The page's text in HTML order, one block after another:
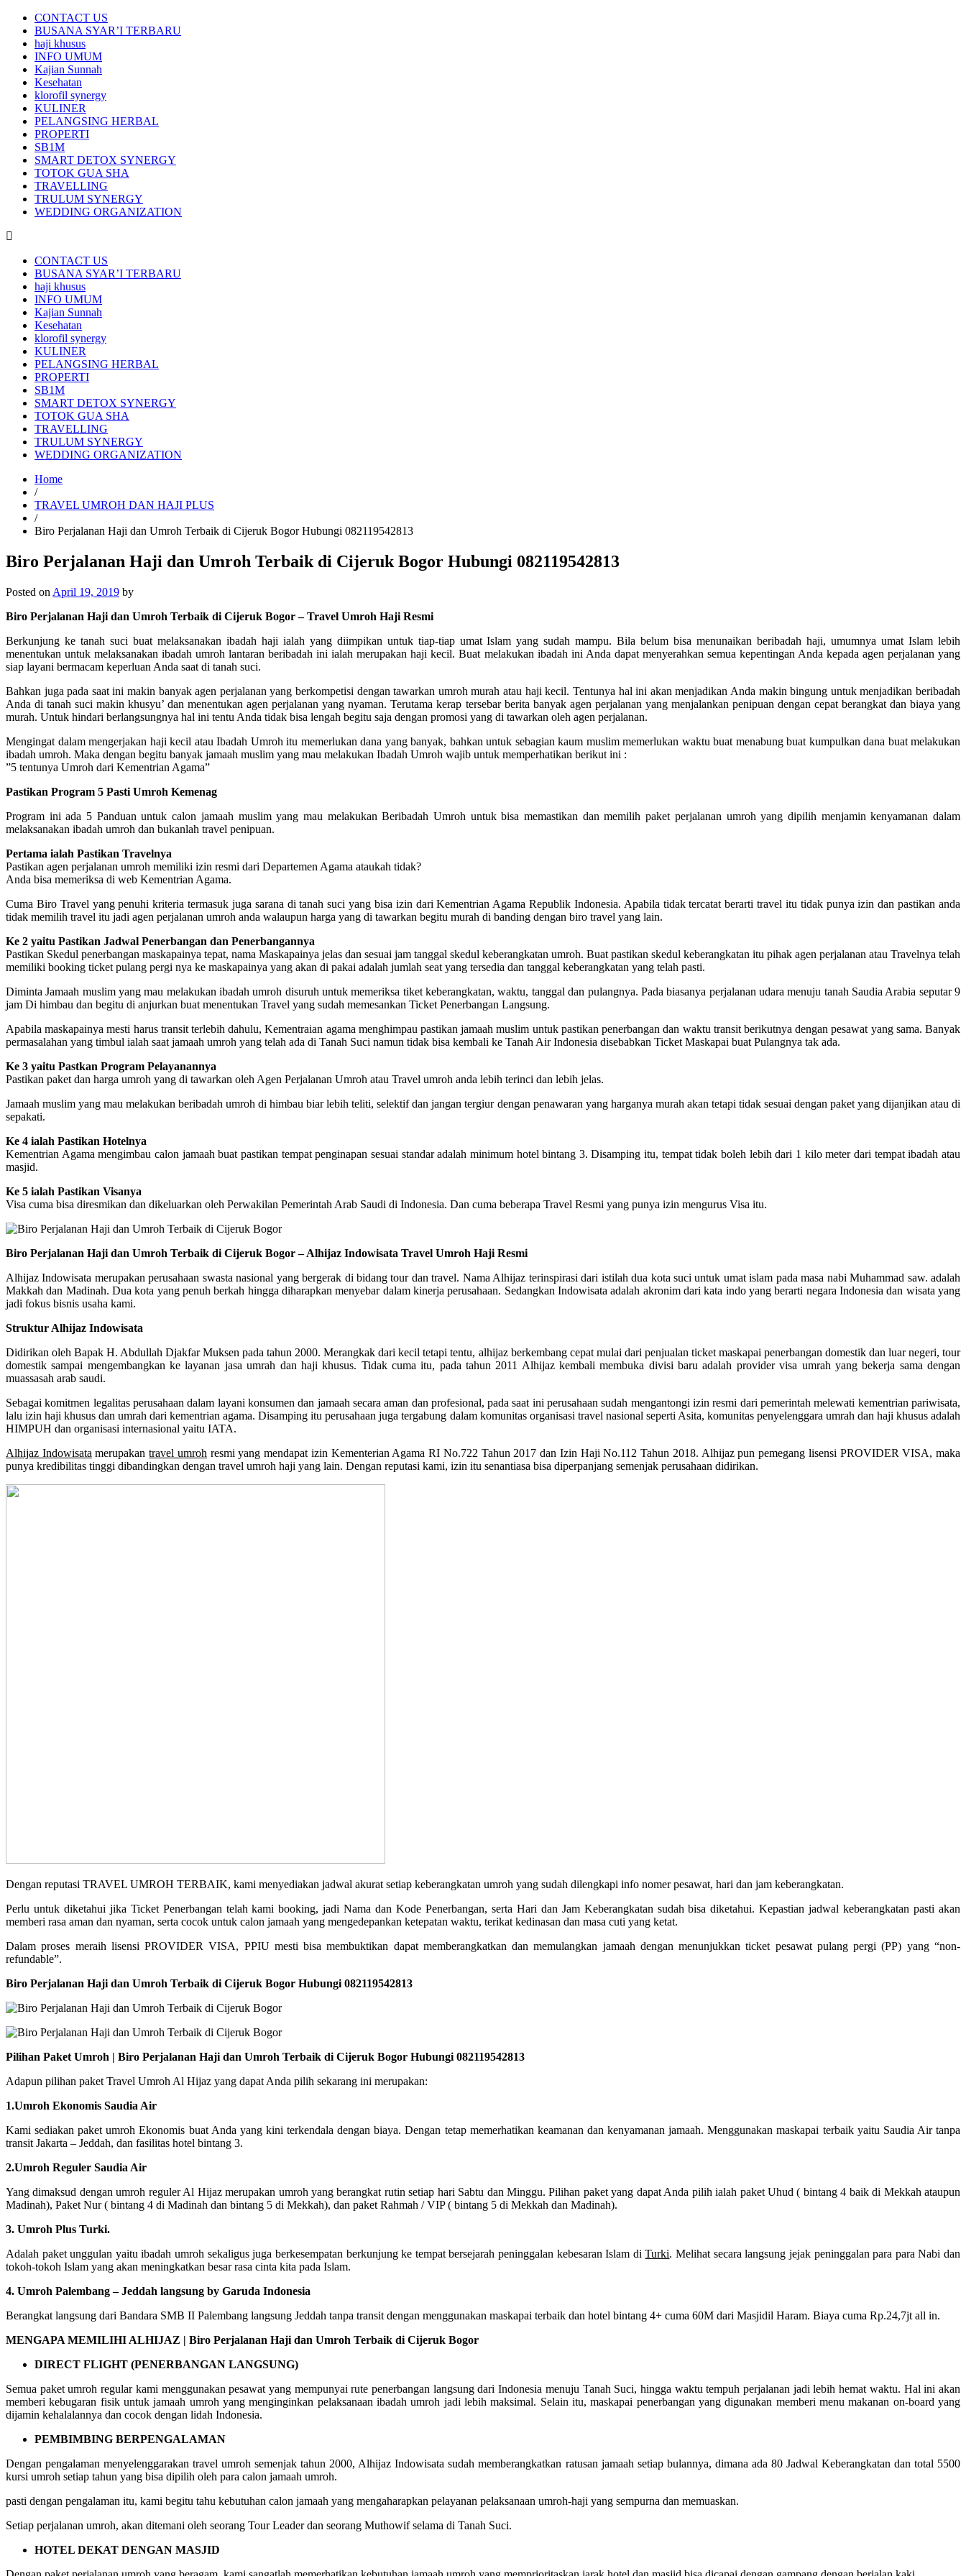
CONTACT US
BUSANA SYAR’I TERBARU
haji khusus
INFO UMUM
Kajian Sunnah
Kesehatan
klorofil synergy
KULINER
PELANGSING HERBAL
PROPERTI
SB1M
SMART DETOX SYNERGY
TOTOK GUA SHA
TRAVELLING
TRULUM SYNERGY
WEDDING ORGANIZATION
CONTACT US
BUSANA SYAR’I TERBARU
haji khusus
INFO UMUM
Kajian Sunnah
Kesehatan
klorofil synergy
KULINER
PELANGSING HERBAL
PROPERTI
SB1M
SMART DETOX SYNERGY
TOTOK GUA SHA
TRAVELLING
TRULUM SYNERGY
WEDDING ORGANIZATION
Home
/
TRAVEL UMROH DAN HAJI PLUS
/
Biro Perjalanan Haji dan Umroh Terbaik di Cijeruk Bogor Hubungi 082119542813
Biro Perjalanan Haji dan Umroh Terbaik di Cijeruk Bogor Hubungi 082119542813
Posted on April 19, 2019 by
Biro Perjalanan Haji dan Umroh Terbaik di Cijeruk Bogor – Travel Umroh Haji Resmi
Berkunjung ke tanah suci buat melaksanakan ibadah haji ialah yang diimpikan untuk tiap-tiap umat Islam yang sudah mampu. Bila belum bisa menunaikan beribadah haji, umumnya umat Islam lebih
menentukan untuk melaksanakan ibadah umroh lantaran beribadah ini ialah merupakan haji kecil. Buat melakukan ibadah ini Anda dapat menyerahkan semua kepentingan Anda kepada agen perjalanan yang
siap layani bermacam keperluan Anda saat di tanah suci.
Bahkan juga pada saat ini makin banyak agen perjalanan yang berkompetisi dengan tawarkan umroh murah atau haji kecil. Tentunya hal ini akan menjadikan Anda makin bingung untuk menjadikan beribadah
Anda di tanah suci makin khusyu’ dan menentukan agen perjalanan yang nyaman. Terutama kerap tersebar berita banyak agen perjalanan yang menjalankan penipuan dengan cepat berangkat dan biaya yang
murah. Untuk hindari berlangsungnya hal ini tentu Anda tidak bisa lengah begitu saja dengan promosi yang di tawarkan oleh agen perjalanan.
Mengingat dalam mengerjakan haji kecil atau Ibadah Umroh itu memerlukan dana yang banyak, bahkan untuk sebagian kaum muslim memerlukan waktu buat menabung buat kumpulkan dana buat melakukan
ibadah umroh. Maka dengan begitu banyak jamaah muslim yang mau melakukan Ibadah Umroh wajib untuk memperhatikan berikut ini :
”5 tentunya Umroh dari Kementrian Agama”
Pastikan Program 5 Pasti Umroh Kemenag
Program ini ada 5 Panduan untuk calon jamaah muslim yang mau melakukan Beribadah Umroh untuk bisa memastikan dan memilih paket perjalanan umroh yang dipilih menjamin kenyamanan dalam
melaksanakan ibadah umroh dan bukanlah travel penipuan.
Pertama ialah Pastikan Travelnya
Pastikan agen perjalanan umroh memiliki izin resmi dari Departemen Agama ataukah tidak?
Anda bisa memeriksa di web Kementrian Agama.
Cuma Biro Travel yang penuhi kriteria termasuk juga sarana di tanah suci yang bisa izin dari Kementrian Agama Republik Indonesia. Apabila tidak tercatat berarti travel itu tidak punya izin dan pastikan anda
tidak memilih travel itu jadi agen perjalanan umroh anda walaupun harga yang di tawarkan begitu murah di banding dengan biro travel yang lain.
Ke 2 yaitu Pastikan Jadwal Penerbangan dan Penerbangannya
Pastikan Skedul penerbangan maskapainya tepat, nama Maskapainya jelas dan sesuai jam tanggal skedul keberangkatan umroh. Buat pastikan skedul keberangkatan itu pihak agen perjalanan atau Travelnya telah
memiliki booking ticket pulang pergi nya ke maskapainya yang akan di pakai adalah jumlah seat yang tersedia dan tanggal keberangkatan yang telah pasti.
Diminta Jamaah muslim yang mau melakukan ibadah umroh disuruh untuk memeriksa tiket keberangkatan, waktu, tanggal dan pulangnya. Pada biasanya perjalanan udara menuju tanah Saudia Arabia seputar 9
jam Di himbau dan begitu di anjurkan buat menentukan Travel yang sudah memesankan Ticket Penerbangan Langsung.
Apabila maskapainya mesti harus transit terlebih dahulu, Kementraian agama menghimpau pastikan jamaah muslim untuk pastikan penerbangan dan waktu transit berikutnya dengan pesawat yang sama. Banyak
permasalahan yang timbul ialah saat jamaah umroh yang telah ada di Tanah Suci namun tidak bisa kembali ke Tanah Air Indonesia disebabkan Ticket Maskapai buat Pulangnya tak ada.
Ke 3 yaitu Pastkan Program Pelayanannya
Pastikan paket dan harga umroh yang di tawarkan oleh Agen Perjalanan Umroh atau Travel umroh anda lebih terinci dan lebih jelas.
Jamaah muslim yang mau melakukan beribadah umroh di himbau biar lebih teliti, selektif dan jangan tergiur dengan penawaran yang harganya murah akan tetapi tidak sesuai dengan paket yang dijanjikan atau di
sepakati.
Ke 4 ialah Pastikan Hotelnya
Kementrian Agama mengimbau calon jamaah buat pastikan tempat penginapan sesuai standar adalah minimum hotel bintang 3. Disamping itu, tempat tidak boleh lebih dari 1 kilo meter dari tempat ibadah atau
masjid.
Ke 5 ialah Pastikan Visanya
Visa cuma bisa diresmikan dan dikeluarkan oleh Perwakilan Pemerintah Arab Saudi di Indonesia. Dan cuma beberapa Travel Resmi yang punya izin mengurus Visa itu.
Biro Perjalanan Haji dan Umroh Terbaik di Cijeruk Bogor – Alhijaz Indowisata Travel Umroh Haji Resmi
Alhijaz Indowisata merupakan perusahaan swasta nasional yang bergerak di bidang tour dan travel. Nama Alhijaz terinspirasi dari istilah dua kota suci untuk umat islam pada masa nabi Muhammad saw. adalah
Makkah dan Madinah. Dua kota yang penuh berkah hingga diharapkan menyebar dalam kinerja perusahaan. Sedangkan Indowisata adalah akronim dari kata indo yang berarti negara Indonesia dan wisata yang
jadi fokus bisnis usaha kami.
Struktur Alhijaz Indowisata
Didirikan oleh Bapak H. Abdullah Djakfar Muksen pada tahun 2000. Merangkak dari kecil tetapi tentu, alhijaz berkembang cepat mulai dari penjualan ticket maskapai penerbangan domestik dan luar negeri, tour
domestik sampai mengembangkan ke layanan jasa umrah dan haji khusus. Tidak cuma itu, pada tahun 2011 Alhijaz kembali membuka divisi baru adalah provider visa umrah yang bekerja sama dengan
muassasah arab saudi.
Sebagai komitmen legalitas perusahaan dalam layani konsumen dan jamaah secara aman dan profesional, pada saat ini perusahaan sudah mengantongi izin resmi dari pemerintah melewati kementrian pariwisata,
lalu izin haji khusus dan umrah dari kementrian agama. Disamping itu perusahaan juga tergabung dalam komunitas organisasi travel nasional seperti Asita, komunitas penyelenggara umrah dan haji khusus adalah
HIMPUH dan organisasi internasional yaitu IATA.
Alhijaz Indowisata merupakantravel umroh resmi yang mendapat izin Kementerian Agama RI No.722 Tahun 2017 dan Izin Haji No.112 Tahun 2018. Alhijaz pun pemegang lisensi PROVIDER VISA, maka
punya kredibilitas tinggi dibandingkan dengan travel umroh haji yang lain. Dengan reputasi kami, izin itu senantiasa bisa diperpanjang semenjak perusahaan didirikan.
Dengan reputasi TRAVEL UMROH TERBAIK, kami menyediakan jadwal akurat setiap keberangkatan umroh yang sudah dilengkapi info nomer pesawat, hari dan jam keberangkatan.
Perlu untuk diketahui jika Ticket Penerbangan telah kami booking, jadi Nama dan Kode Penerbangan, serta Hari dan Jam Keberangkatan sudah bisa diketahui. Kepastian jadwal keberangkatan pasti akan
memberi rasa aman dan nyaman, serta cocok untuk calon jamaah yang mengedepankan ketepatan waktu, terikat kedinasan dan masa cuti yang ketat.
Dalam proses meraih lisensi PROVIDER VISA, PPIU mesti bisa membuktikan dapat memberangkatkan dan memulangkan jamaah dengan menunjukkan ticket pesawat pulang pergi (PP) yang “non-
refundable”.
Biro Perjalanan Haji dan Umroh Terbaik di Cijeruk Bogor Hubungi 082119542813
Pilihan Paket Umroh | Biro Perjalanan Haji dan Umroh Terbaik di Cijeruk Bogor Hubungi 082119542813
Adapun pilihan paket Travel Umroh Al Hijaz yang dapat Anda pilih sekarang ini merupakan:
1.Umroh Ekonomis Saudia Air
Kami sediakan paket umroh Ekonomis buat Anda yang kini terkendala dengan biaya. Dengan tetap memerhatikan keamanan dan kenyamanan jamaah. Menggunakan maskapai terbaik yaitu Saudia Air tanpa
transit Jakarta – Jeddah, dan fasilitas hotel bintang 3.
2.Umroh Reguler Saudia Air
Yang dimaksud dengan umroh reguler Al Hijaz merupakan umroh yang berangkat rutin setiap hari Sabtu dan Minggu. Pilihan paket yang dapat Anda pilih ialah paket Uhud ( bintang 4 baik di Mekkah ataupun
Madinah), Paket Nur ( bintang 4 di Madinah dan bintang 5 di Mekkah), dan paket Rahmah / VIP ( bintang 5 di Mekkah dan Madinah).
3. Umroh Plus Turki.
Adalah paket unggulan yaitu ibadah umroh sekaligus juga berkesempatan berkunjung ke tempat bersejarah peninggalan kebesaran Islam diTurki. Melihat secara langsung jejak peninggalan para para Nabi dan
tokoh-tokoh Islam yang akan meningkatkan besar rasa cinta kita pada Islam.
4. Umroh Palembang – Jeddah langsung by Garuda Indonesia
Berangkat langsung dari Bandara SMB II Palembang langsung Jeddah tanpa transit dengan menggunakan maskapai terbaik dan hotel bintang 4+ cuma 60M dari Masjidil Haram. Biaya cuma Rp.24,7jt all in.
MENGAPA MEMILIHI ALHIJAZ | Biro Perjalanan Haji dan Umroh Terbaik di Cijeruk Bogor
DIRECT FLIGHT (PENERBANGAN LANGSUNG)
Semua paket umroh regular kami menggunakan pesawat yang mempunyai rute penerbangan langsung dari Indonesia menuju Tanah Suci, hingga waktu tempuh perjalanan jadi lebih hemat waktu. Hal ini akan
memberi kebugaran fisik untuk jamaah umroh yang menginginkan pelaksanaan ibadah umroh jadi lebih maksimal. Selain itu, maskapai penerbangan yang digunakan memberi menu makanan on-board yang
dijamin kehalalannya dan cocok dengan lidah Indonesia.
PEMBIMBING BERPENGALAMAN
Dengan pengalaman menyelenggarakan travel umroh semenjak tahun 2000, Alhijaz Indowisata sudah memberangkatkan ratusan jamaah setiap bulannya, dimana ada 80 Jadwal Keberangkatan dan total 5500
kursi umroh setiap tahun yang bisa dipilih oleh para calon jamaah umroh.
pasti dengan pengalaman itu, kami begitu tahu kebutuhan calon jamaah yang mengaharapkan pelayanan pelaksanaan umroh-haji yang sempurna dan memuaskan.
Setiap perjalanan umroh, akan ditemani oleh seorang Tour Leader dan seorang Muthowif selama di Tanah Suci.
HOTEL DEKAT DENGAN MASJID